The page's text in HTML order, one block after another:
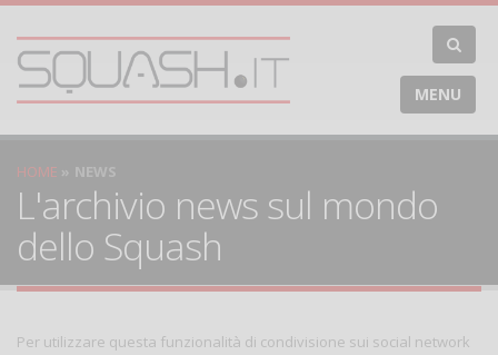
MENU
HOME NEWS
L'archivio news sul mondo
dello Squash
Per utilizzare questa funzionalità di condivisione sui social network